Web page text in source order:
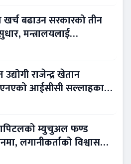
बढाउन सरकारको तीन
मन्त्रालयलाई
उद्योगी राजेन्द्र खेतान
आईसीसी सल्लाहकार
म्युचुअल फण्ड
लगानीकर्ताको विश्वास